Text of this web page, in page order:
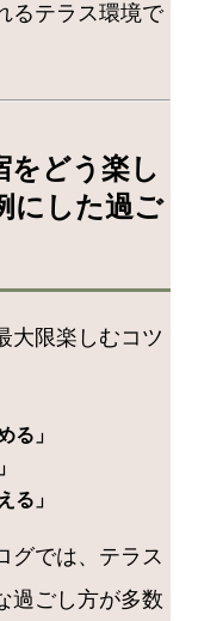
るテラス環境で
をどう楽し
にした過ご
大限楽しむコツ
る」
る」
グでは、テラス
過ごし方が多数